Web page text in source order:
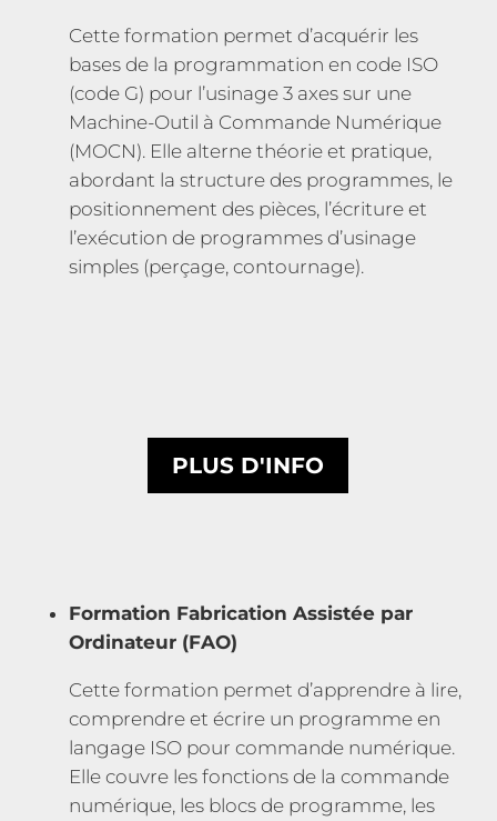
Cette formation permet d’acquérir les
bases de la programmation en code ISO
(code G) pour l’usinage 3 axes sur une
Machine-Outil à Commande Numérique
(MOCN). Elle alterne théorie et pratique,
abordant la structure des programmes, le
positionnement des pièces, l’écriture et
l’exécution de programmes d’usinage
simples (perçage, contournage).
PLUS D'INFO
Formation Fabrication Assistée par
Ordinateur (FAO)
Cette formation permet d’apprendre à lire,
comprendre et écrire un programme en
langage ISO pour commande numérique.
Elle couvre les fonctions de la commande
numérique, les blocs de programme, les